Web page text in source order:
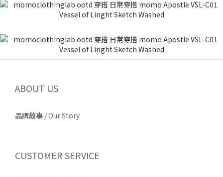
ABOUT US
品牌故事 /Our Story
CUSTOMER SERVICE